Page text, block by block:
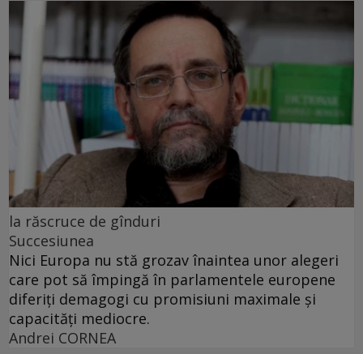
la răscruce de gînduri
Succesiunea
Nici Europa nu stă grozav înaintea unor alegeri
care pot să împingă în parlamentele europene
diferiți demagogi cu promisiuni maximale și
capacități mediocre.
Andrei CORNEA